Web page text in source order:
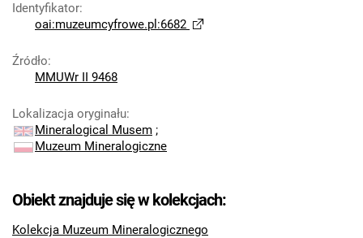
Identyfikator:
oai:muzeumcyfrowe.pl:6682
Źródło:
MMUWr II 9468
Lokalizacja oryginału:
Mineralogical Musem ;
Muzeum Mineralogiczne
Obiekt znajduje się w kolekcjach:
Kolekcja Muzeum Mineralogicznego